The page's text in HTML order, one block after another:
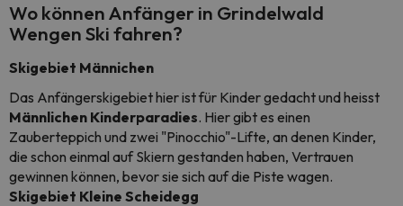
Wo können Anfänger in Grindelwald
Wengen Ski fahren?
Skigebiet Männichen
Das Anfängerskigebiet hier ist für Kinder gedacht und heisst
Männlichen Kinderparadies. Hier gibt es einen
Zauberteppich und zwei "Pinocchio"-Lifte, an denen Kinder,
die schon einmal auf Skiern gestanden haben, Vertrauen
gewinnen können, bevor sie sich auf die Piste wagen.
Skigebiet Kleine Scheidegg